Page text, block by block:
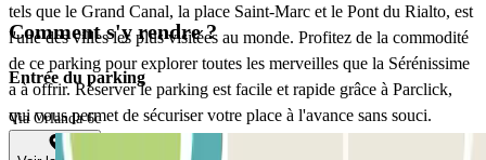
tels que le Grand Canal, la place Saint-Marc et le Pont du Rialto, est
l'une des villes les plus visitées au monde. Profitez de la commodité
de ce parking pour explorer toutes les merveilles que la Sérénissime
a à offrir. Réserver le parking est facile et rapide grâce à Parclick,
qui vous permet de sécuriser votre place à l'avance sans souci.
Choisissez Parking Low Cost San Lazzaro - Transfer Boat pour un
Comment s'y rendre ?
Entrée du parking
Via Orlanda 6c